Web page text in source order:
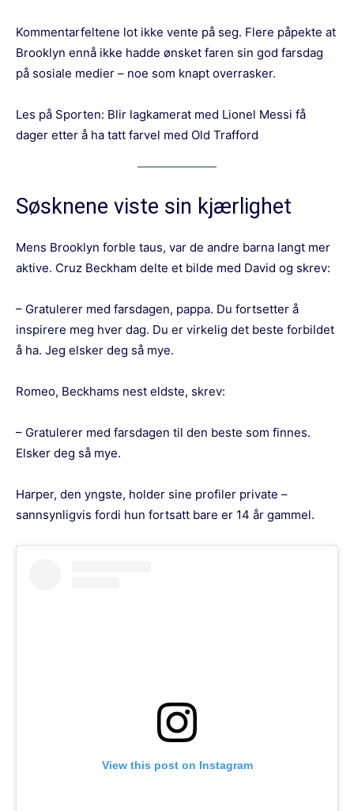
Kommentarfeltene lot ikke vente på seg. Flere påpekte at
Brooklyn ennå ikke hadde ønsket faren sin god farsdag
på sosiale medier – noe som knapt overrasker.
Les på Sporten: Blir lagkamerat med Lionel Messi få
dager etter å ha tatt farvel med Old Trafford
Søsknene viste sin kjærlighet
Mens Brooklyn forble taus, var de andre barna langt mer
aktive. Cruz Beckham delte et bilde med David og skrev:
– Gratulerer med farsdagen, pappa. Du fortsetter å
inspirere meg hver dag. Du er virkelig det beste forbildet
å ha. Jeg elsker deg så mye.
Romeo, Beckhams nest eldste, skrev:
– Gratulerer med farsdagen til den beste som finnes.
Elsker deg så mye.
Harper, den yngste, holder sine profiler private –
sannsynligvis fordi hun fortsatt bare er 14 år gammel.
View this post on Instagram